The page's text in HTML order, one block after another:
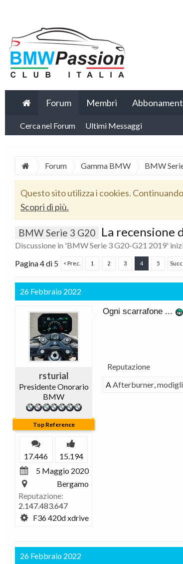
Forum
Cerca nel Forum Ultimi Messaggi
Membri
Forum Gamma BMW BMW
Questo sito utilizza i cookies.
Scopri di più.
BMW Serie 3 G20 La recensione
Discussione in 'BMW Serie 3 G20-G21 2019'
Pagina 4 di 5
< Prec. 1 2 3 4 5
26 Febbraio 2022
rsturial
Presidente Onorario
BMW
Top Reference
17.446
15.194
5 Maggio 2020
Bergamo
Reputazione:
2.147.483.647
F36 420d xdrive
Ogni scarrafone ...
Reputazione
AAfterburner,
26 Febbraio 2022